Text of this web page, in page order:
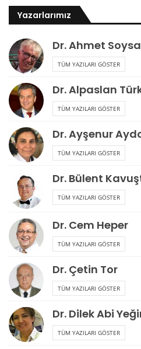
Yazarlarımız
Dr. Ahmet
TÜM YAZILARI GÖSTER
Dr. Alpaslan
TÜM YAZILARI GÖSTER
Dr. Ayşenur
TÜM YAZILARI GÖSTER
Dr. Bülent
TÜM YAZILARI GÖSTER
Dr. Cem Heper
TÜM YAZILARI GÖSTER
Dr. Çetin Tor
TÜM YAZILARI GÖSTER
Dr. Dilek Abi
TÜM YAZILARI GÖSTER